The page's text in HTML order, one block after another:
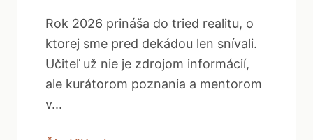
Rok 2026 prináša do tried realitu, o
ktorej sme pred dekádou len snívali.
Učiteľ už nie je zdrojom informácií,
ale kurátorom poznania a mentorom
v...